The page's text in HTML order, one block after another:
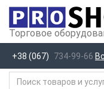
Торговое
+38 (067) 734-99-66